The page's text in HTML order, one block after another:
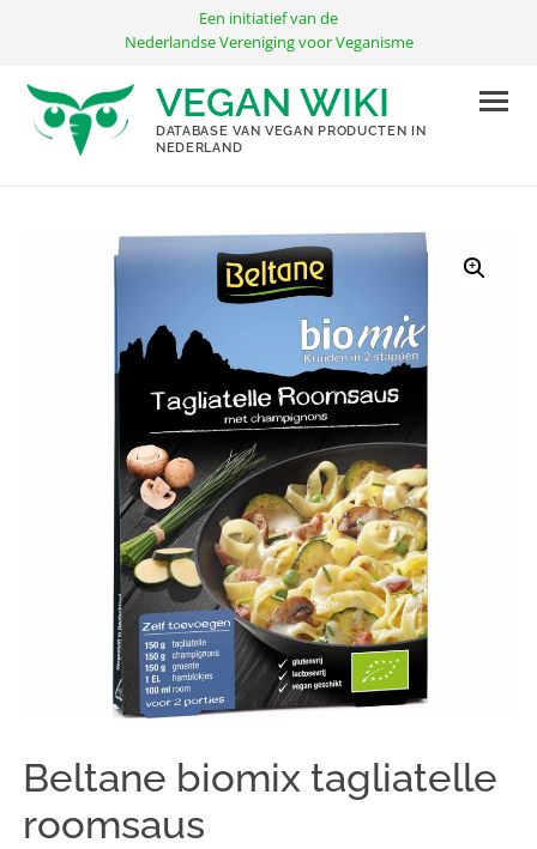
inhoud
Een initiatief van de
Nederlandse Vereniging voor Veganisme
VEGAN WIKI
DATABASE VAN VEGAN PRODUCTEN IN
NEDERLAND
Beltane biomix tagliatelle
roomsaus